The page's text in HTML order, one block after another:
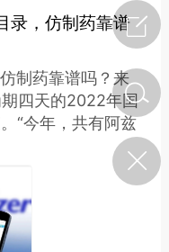
瘟膏】
录，仿制药靠谱
制药靠谱吗？来
四天的2022年国
“今年，共有阿兹